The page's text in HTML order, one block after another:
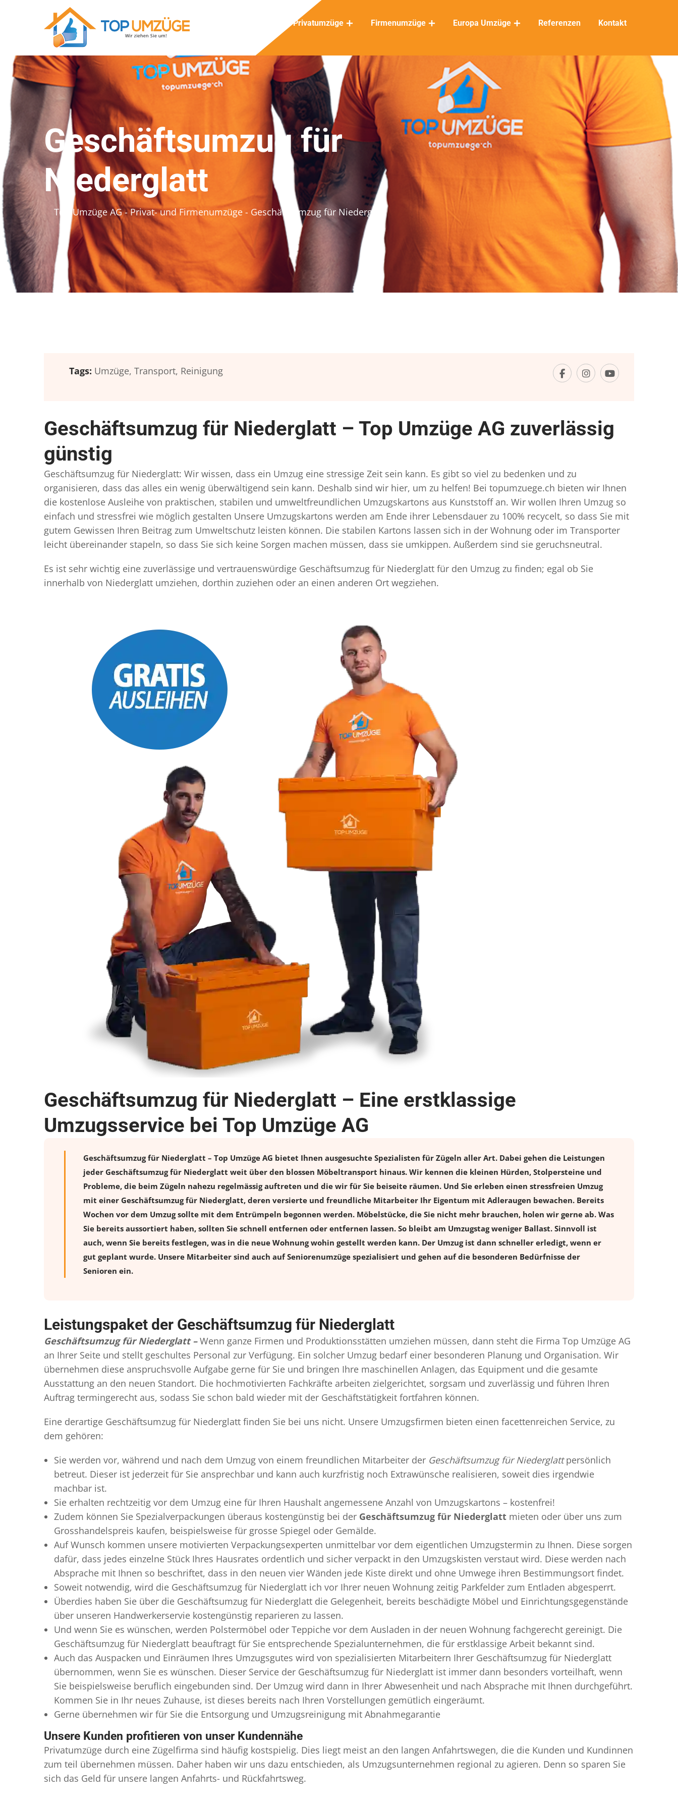
Privatumzüge Firmenumzüge Europa Umzüge Referenzen Kontakt
Geschäftsumzug für
Niederglatt
Top Umzüge AG - Privat- und Firmenumzüge - Geschäftsumzug für Niederglatt
Tags: Umzüge, Transport, Reinigung
Geschäftsumzug für Niederglatt – Top Umzüge AG zuverlässig
günstig
Geschäftsumzug für Niederglatt: Wir wissen, dass ein Umzug eine stressige Zeit sein kann. Es gibt so viel zu bedenken und zu
organisieren, dass das alles ein wenig überwältigend sein kann. Deshalb sind wir hier, um zu helfen! Bei topumzuege.ch bieten wir Ihnen
die kostenlose Ausleihe von praktischen, stabilen und umweltfreundlichen Umzugskartons aus Kunststoff an. Wir wollen Ihren Umzug so
einfach und stressfrei wie möglich gestalten Unsere Umzugskartons werden am Ende ihrer Lebensdauer zu 100% recycelt, so dass Sie mit
gutem Gewissen Ihren Beitrag zum Umweltschutz leisten können. Die stabilen Kartons lassen sich in der Wohnung oder im Transporter
leicht übereinander stapeln, so dass Sie sich keine Sorgen machen müssen, dass sie umkippen. Außerdem sind sie geruchsneutral.
Es ist sehr wichtig eine zuverlässige und vertrauenswürdige Geschäftsumzug für Niederglatt für den Umzug zu finden; egal ob Sie
innerhalb von Niederglatt umziehen, dorthin zuziehen oder an einen anderen Ort wegziehen.
Geschäftsumzug für Niederglatt – Eine erstklassige
Umzugsservice bei Top Umzüge AG
Geschäftsumzug für Niederglatt – Top Umzüge AG bietet Ihnen ausgesuchte Spezialisten für Zügeln aller Art. Dabei gehen die Leistungen
jeder Geschäftsumzug für Niederglatt weit über den blossen Möbeltransport hinaus. Wir kennen die kleinen Hürden, Stolpersteine und
Probleme, die beim Zügeln nahezu regelmässig auftreten und die wir für Sie beiseite räumen. Und Sie erleben einen stressfreien Umzug
mit einer Geschäftsumzug für Niederglatt, deren versierte und freundliche Mitarbeiter Ihr Eigentum mit Adleraugen bewachen. Bereits
Wochen vor dem Umzug sollte mit dem Entrümpeln begonnen werden. Möbelstücke, die Sie nicht mehr brauchen, holen wir gerne ab. Was
Sie bereits aussortiert haben, sollten Sie schnell entfernen oder entfernen lassen. So bleibt am Umzugstag weniger Ballast. Sinnvoll ist
auch, wenn Sie bereits festlegen, was in die neue Wohnung wohin gestellt werden kann. Der Umzug ist dann schneller erledigt, wenn er
gut geplant wurde. Unsere Mitarbeiter sind auch auf Seniorenumzüge spezialisiert und gehen auf die besonderen Bedürfnisse der
Senioren ein.
Leistungspaket der Geschäftsumzug für Niederglatt
Geschäftsumzug für Niederglatt – Wenn ganze Firmen und Produktionsstätten umziehen müssen, dann steht die Firma Top Umzüge AG
an Ihrer Seite und stellt geschultes Personal zur Verfügung. Ein solcher Umzug bedarf einer besonderen Planung und Organisation. Wir
übernehmen diese anspruchsvolle Aufgabe gerne für Sie und bringen Ihre maschinellen Anlagen, das Equipment und die gesamte
Ausstattung an den neuen Standort. Die hochmotivierten Fachkräfte arbeiten zielgerichtet, sorgsam und zuverlässig und führen Ihren
Auftrag termingerecht aus, sodass Sie schon bald wieder mit der Geschäftstätigkeit fortfahren können.
Eine derartige Geschäftsumzug für Niederglatt finden Sie bei uns nicht. Unsere Umzugsfirmen bieten einen facettenreichen Service, zu
dem gehören:
Sie werden vor, während und nach dem Umzug von einem freundlichen Mitarbeiter der Geschäftsumzug für Niederglattpersönlich
betreut. Dieser ist jederzeit für Sie ansprechbar und kann auch kurzfristig noch Extrawünsche realisieren, soweit dies irgendwie
machbar ist.
Sie erhalten rechtzeitig vor dem Umzug eine für Ihren Haushalt angemessene Anzahl von Umzugskartons – kostenfrei!
Zudem können Sie Spezialverpackungen überaus kostengünstig bei der Geschäftsumzug für Niederglatt mieten oder über uns zum
Grosshandelspreis kaufen, beispielsweise für grosse Spiegel oder Gemälde.
Auf Wunsch kommen unsere motivierten Verpackungsexperten unmittelbar vor dem eigentlichen Umzugstermin zu Ihnen. Diese sorgen
dafür, dass jedes einzelne Stück Ihres Hausrates ordentlich und sicher verpackt in den Umzugskisten verstaut wird. Diese werden nach
Absprache mit Ihnen so beschriftet, dass in den neuen vier Wänden jede Kiste direkt und ohne Umwege ihren Bestimmungsort findet.
Soweit notwendig, wird die Geschäftsumzug für Niederglatt ich vor Ihrer neuen Wohnung zeitig Parkfelder zum Entladen abgesperrt.
Überdies haben Sie über die Geschäftsumzug für Niederglatt die Gelegenheit, bereits beschädigte Möbel und Einrichtungsgegenstände
über unseren Handwerkerservie kostengünstig reparieren zu lassen.
Und wenn Sie es wünschen, werden Polstermöbel oder Teppiche vor dem Ausladen in der neuen Wohnung fachgerecht gereinigt. Die
Geschäftsumzug für Niederglatt beauftragt für Sie entsprechende Spezialunternehmen, die für erstklassige Arbeit bekannt sind.
Auch das Auspacken und Einräumen Ihres Umzugsgutes wird von spezialisierten Mitarbeitern Ihrer Geschäftsumzug für Niederglatt
übernommen, wenn Sie es wünschen. Dieser Service der Geschäftsumzug für Niederglatt ist immer dann besonders vorteilhaft, wenn
Sie beispielsweise beruflich eingebunden sind. Der Umzug wird dann in Ihrer Abwesenheit und nach Absprache mit Ihnen durchgeführt.
Kommen Sie in Ihr neues Zuhause, ist dieses bereits nach Ihren Vorstellungen gemütlich eingeräumt.
Gerne übernehmen wir für Sie die Entsorgung und Umzugsreinigung mit Abnahmegarantie
Unsere Kunden profitieren von unser Kundennähe
Privatumzüge durch eine Zügelfirma sind häufig kostspielig. Dies liegt meist an den langen Anfahrtswegen, die die Kunden und Kundinnen
zum teil übernehmen müssen. Daher haben wir uns dazu entschieden, als Umzugsunternehmen regional zu agieren. Denn so sparen Sie
sich das Geld für unsere langen Anfahrts- und Rückfahrtsweg.